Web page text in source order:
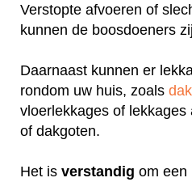
Verstopte afvoeren of
kunnen de boosdoeners
Daarnaast kunnen er
rondom uw huis, zoals
vloerlekkages of lekkages
of dakgoten.
Het is verstandig om een